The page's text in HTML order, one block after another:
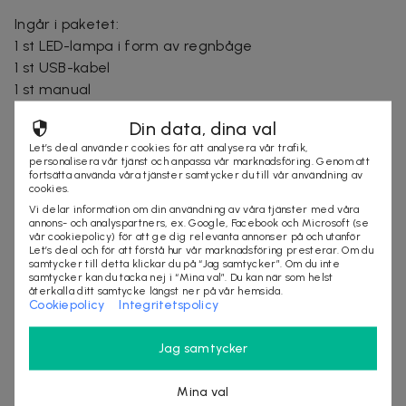
Ingår i paketet:
1 st LED-lampa i form av regnbåge
1 st USB-kabel
1 st manual
Leveranstid: 1-3 arbetsdagar
Nordmagasinet.com
Organisationsnummer:556905-5238
KÖP
Din data, dina val
Let’s deal använder cookies för att analysera vår trafik,
personalisera vår tjänst och anpassa vår marknadsföring. Genom att
fortsätta använda våra tjänster samtycker du till vår användning av
cookies.
Vi delar information om din användning av våra tjänster med våra
annons- och analyspartners, ex. Google, Facebook och Microsoft (se
vår cookiepolicy) för att ge dig relevanta annonser på och utanför
Let’s deal och för att förstå hur vår marknadsföring presterar. Om du
samtycker till detta klickar du på “Jag samtycker”. Om du inte
samtycker kan du tacka nej i “Mina val”. Du kan när som helst
återkalla ditt samtycke längst ner på vår hemsida.
Cookiepolicy Integritetspolicy
Jag samtycker
Mina val